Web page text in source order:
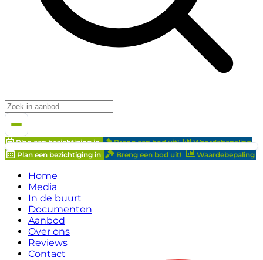
Plan een bezichtiging in Breng een bod uit!
Waardebepaling
Plan een bezichtiging in
Breng een bod uit! Waardebepaling
Home
Media
In de buurt
Documenten
Aanbod
Over ons
Reviews
Contact